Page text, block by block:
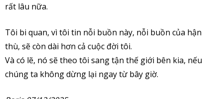
rất lâu nữa.
Tôi bi quan, vì tôi tin nỗi buồn này, nỗi buồn của hận
thù, sẽ còn dài hơn cả cuộc đời tôi.
Và có lẽ, nó sẽ theo tôi sang tận thế giới bên kia, nếu
chúng ta không dừng lại ngay từ bây giờ.